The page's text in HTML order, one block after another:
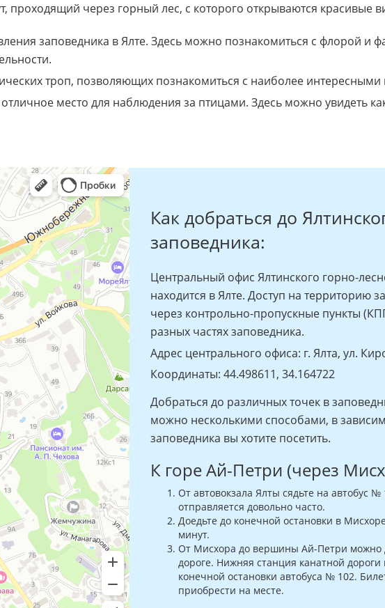
через горный лес, с которого открываются красивые
заповедника в Ялте. Здесь можно познакомиться с флорой и
троп, позволяющих познакомиться с наиболее
место для наблюдения за птицами. Здесь можно увидеть
Как добраться до
заповедника:
Центральный офис Ялтинского горно-
находится в Ялте. Доступ на территорию
через контрольно-пропускные пункты
разных частях заповедника.
Адрес центрального офиса: г. Ялта, ул.
Координаты: 44.498611, 34.164722
Добраться до различных точек в
можно несколькими способами, в
заповедника вы хотите посетить.
К горе Ай-Петри (через
От автовокзала Ялты сядьте на автобус
отправляется довольно часто.
Доедьте до конечной остановки в
минут.
От Мисхора до вершины Ай-Петри можно
дороге. Нижняя станция канатной дороги
конечной остановки автобуса № 102.
приобрести на месте.